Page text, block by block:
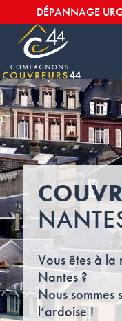
DÉPANNAGE
Vous êtes à la
Nantes ?
Nous sommes
l’ardoise !